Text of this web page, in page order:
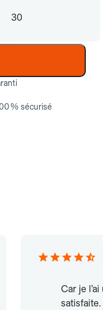
30
% sécurisé
Car je
satisfaite.